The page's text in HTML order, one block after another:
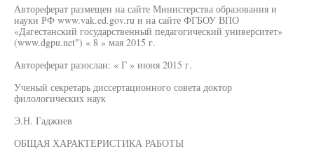
Автореферат размещен на сайте Министерства образования и
науки РФ www.vak.ed.gov.ru и на сайте ФГБОУ ВПО
«Дагестанский государственный педагогический университет»
(www.dgpu.net") « 8 » мая 2015 г.
Автореферат разослан: « Г » июня 2015 г.
Ученый секретарь диссертационного совета доктор
филологических наук
Э.Н. Гаджиев
ОБЩАЯ ХАРАКТЕРИСТИКА РАБОТЫ